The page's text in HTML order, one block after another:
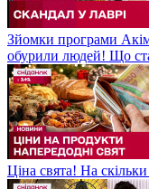
Зйомки програми
обурили людей! Що
Ціна свята! На